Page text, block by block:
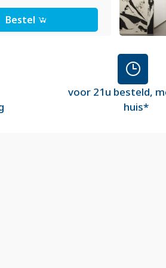
Bestel
voor 21u besteld,
huis*